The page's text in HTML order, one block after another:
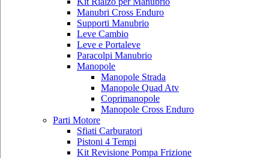
Manubri Cross Enduro
Supporti Manubrio
Leve Cambio
Leve e Portaleve
Paracolpi Manubrio
Manopole
Manopole Strada
Manopole Quad Atv
Coprimanopole
Manopole Cross Enduro
Parti Motore
Sfiati Carburatori
Pistoni 4 Tempi
Kit Revisione Pompa Frizione